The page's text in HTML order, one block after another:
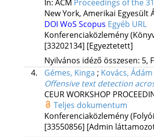
In: ACM Proceedings of the
New York, Amerikai Egyesült
DOI WoS Scopus Egyéb URL
Konferenciaközlemény
[33202134] [Egyeztetett]
Nyilvános idéző összesen: 5,
4.
Gémes, Kinga ; Kovács, Ádám
Offensive text detection
CEUR WORKSHOP
Teljes dokumentum
Konferenciaközlemény
[33550856] [Admin